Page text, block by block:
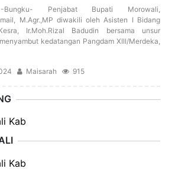
-Bungku- Penjabat Bupati Morowali,
M.Agr.,MP diwakili oleh Asisten I Bidang
Ir.Moh.Rizal Badudin bersama unsur
kedatangan Pangdam XIII/Merdeka,
Maisarah 915